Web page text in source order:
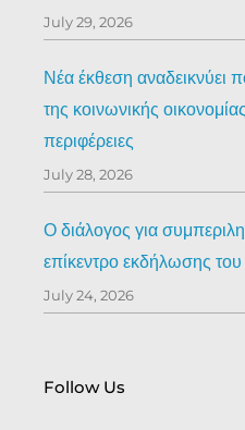
July 29, 2026
Νέα έκθεση αναδεικνύει
της κοινωνικής
περιφέρειες
July 28, 2026
Ο διάλογος για
επίκεντρο εκδήλωσης
July 24, 2026
Follow Us